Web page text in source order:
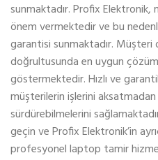
sunmaktadır. Profix
önem vermektedir ve bu
garantisi sunmaktadır. Müşteri
doğrultusunda en uygun
göstermektedir. Hızlı ve
müşterilerin işlerini
sürdürebilmelerini
geçin ve Profix Elektronik’in
profesyonel laptop tamir